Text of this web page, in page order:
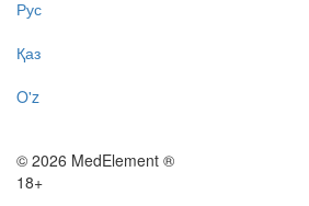
Рус
Қаз
O'z
© 2026 MedElement ®
18+